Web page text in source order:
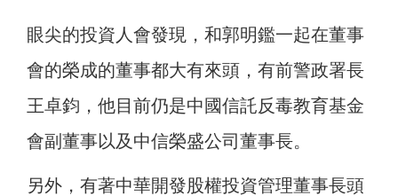
眼尖的投資人會發現，和郭明鑑一起在董事
會的榮成的董事都大有來頭，有前警政署長
王卓鈞，他目前仍是中國信託反毒教育基金
會副董事以及中信榮盛公司董事長。
另外，有著中華開發股權投資管理董事長頭